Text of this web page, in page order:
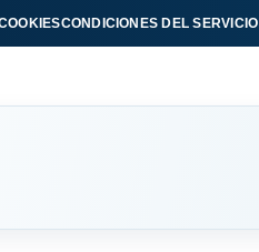
CONDICIONES DEL SERVICIO